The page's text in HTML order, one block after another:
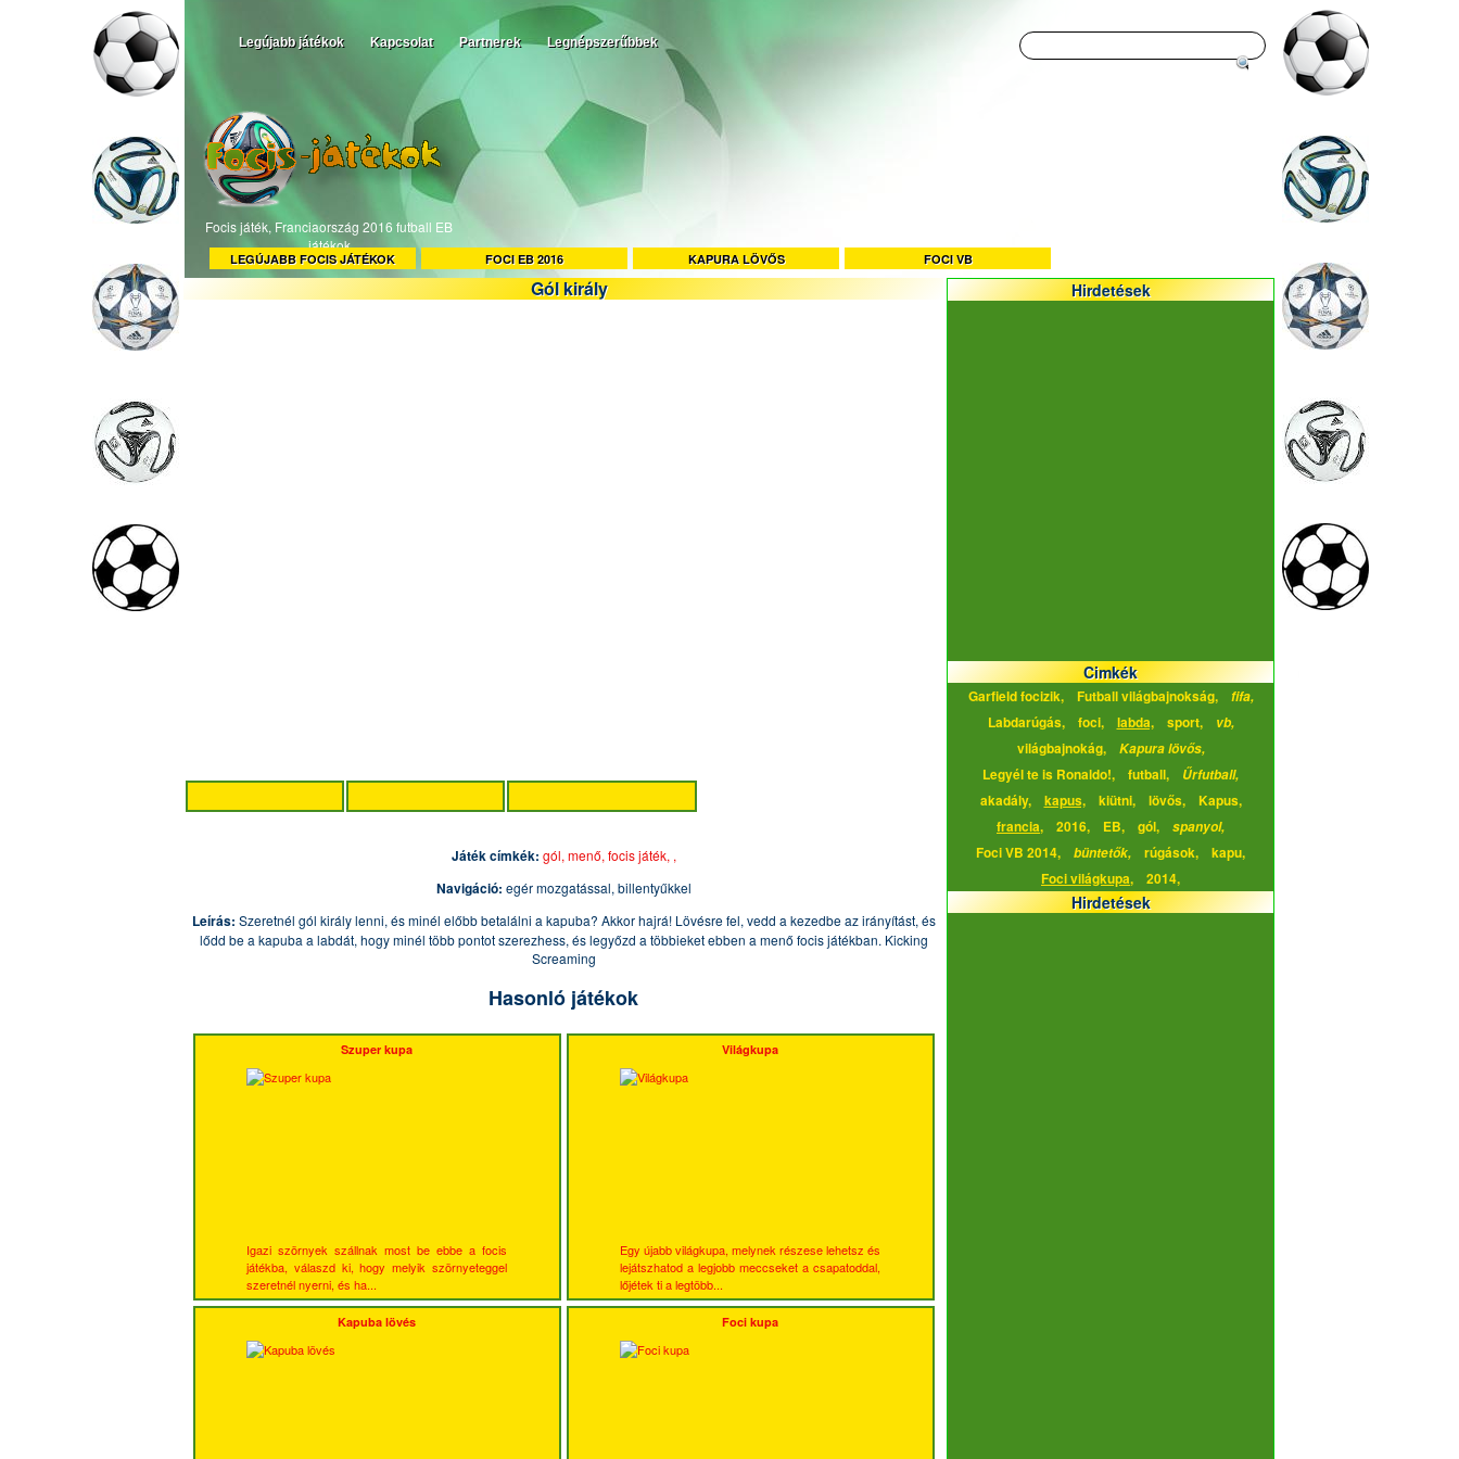
Legújabb játékok Kapcsolat Partnerek Legnépszerűbbek
Focis játék, Franciaország 2016 futball EB
játékok
LEGÚJABB FOCIS JÁTÉKOK FOCI EB 2016 KAPURA LÖVŐS FOCI VB
Gól király
Játék címkék: gól, menő, focis játék, ,
Navigáció: egér mozgatással, billentyűkkel
Leírás: Szeretnél gól király lenni, és minél előbb betalálni a kapuba? Akkor hajrá! Lövésre fel, vedd a kezedbe az irányítást, és
lődd be a kapuba a labdát, hogy minél több pontot szerezhess, és legyőzd a többieket ebben a menő focis játékban. Kicking
Screaming
Hasonló játékok
Szuper kupa
Igazi szörnyek szállnak most be ebbe a focis
játékba, válaszd ki, hogy melyik szörnyeteggel
szeretnél nyerni, és ha...
Világkupa
Egy újabb világkupa, melynek részese lehetsz és
lejátszhatod a legjobb meccseket a csapatoddal,
lőjétek ti a legtöbb...
Kapuba lövés Foci kupa
Hirdetések
Cimkék
Garfield focizik, Futball világbajnokság, fifa,
Labdarúgás, foci, labda, sport, vb,
világbajnokág, Kapura lövős,
Legyél te is Ronaldo!, futball, Űrfutball,
akadály, kapus, kiütni, lövős,
Kapus,
francia,
2016, EB, gól, spanyol,
Foci VB 2014, büntetők, rúgások,
kapu,
Foci világkupa,
2014,
Hirdetések